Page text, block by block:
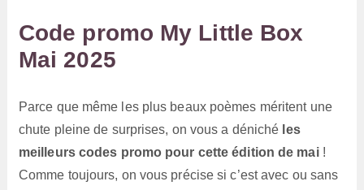
Code promo My Little Box
Mai 2025
Parce que même les plus beaux poèmes méritent une
chute pleine de surprises, on vous a déniché les
meilleurs codes promo pour cette édition de mai!
Comme toujours, on vous précise si c’est avec ou sans